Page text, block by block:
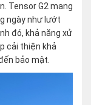
Tensor G2 mang
ngày như lướt
đó, khả năng xử
cải thiện khả
bảo mật.